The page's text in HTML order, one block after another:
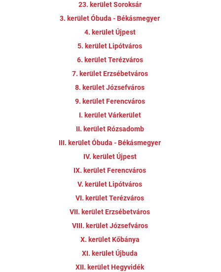
23. kerület Soroksár
3. kerület Óbuda - Békásmegyer
4. kerület Újpest
5. kerület Lipótváros
6. kerület Terézváros
7. kerület Erzsébetváros
8. kerület Józsefváros
9. kerület Ferencváros
I. kerület Várkerület
II. kerület Rózsadomb
III. kerület Óbuda - Békásmegyer
IV. kerület Újpest
IX. kerület Ferencváros
V. kerület Lipótváros
VI. kerület Terézváros
VII. kerület Erzsébetváros
VIII. kerület Józsefváros
X. kerület Kőbánya
XI. kerület Újbuda
XII. kerület Hegyvidék